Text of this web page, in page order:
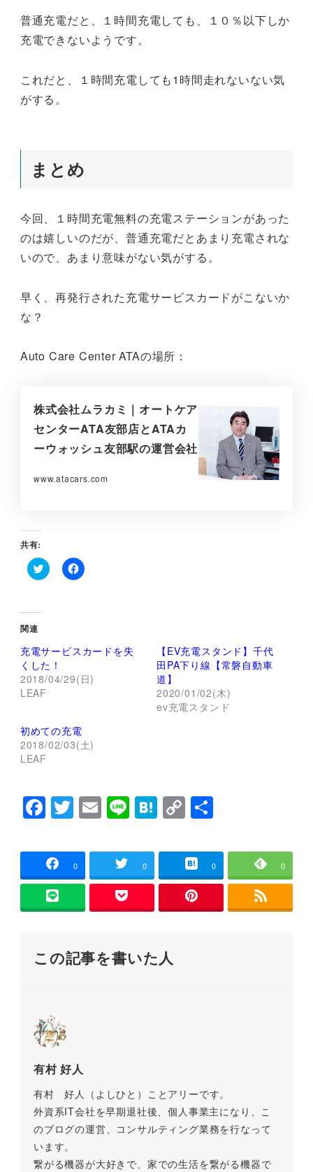
普通充電だと、１時間充電しても、１０％以下しか
充電できないようです。
これだと、１時間充電しても1時間走れないない気
がする。
まとめ
今回、１時間充電無料の充電ステーションがあった
のは嬉しいのだが、普通充電だとあまり充電されな
いので、あまり意味がない気がする。
早く、再発行された充電サービスカードがこないか
な？
Auto Care Center ATAの場所：
株式会社ムラカミ｜オートケア
センターATA友部店とATAカ
ーウォッシュ友部駅の運営会社
www.atacars.com
共有:
ク
し
て
T
i
t
t
e
r
で
新
し
い
ウ
ウ
で
開
)
F
で
す
リ
ッ
ク
し
い
(
新
ィ
ン
ド
ウ
き
関連
充電サービスカードを失
くした！
2018/04/29(日)
LEAF
【EV充電スタンド】千代
田PA下り線【常磐自動車
道】
2020/01/02(木)
ev充電スタンド
初めての充電
2018/02/03(土)
LEAF
F
a
c
e
b
o
k
T
wi
tt
er
E
m
ai
l
Li
n
e
H
at
e
n
C
o
p
y
Li
n
共
0 0 0 0
この記事を書いた人
有村 好人
有村 好人（よしひと）ことアリーです。
外資系IT会社を早期退社後、個人事業主になり、こ
のブログの運営、コンサルティング業務を行なって
います。
繋がる機器が大好きで、家での生活を繋がる機器で